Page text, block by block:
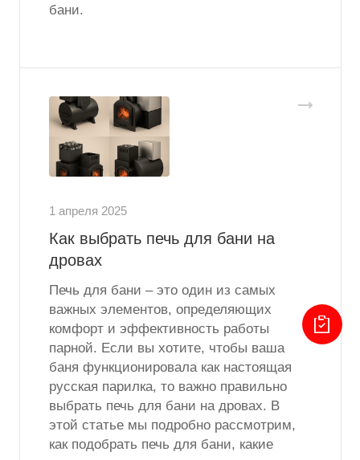
бани.
1 апреля 2025
Как выбрать печь для бани на
дровах
Печь для бани – это один из самых
важных элементов, определяющих
комфорт и эффективность работы
парной. Если вы хотите, чтобы ваша
баня функционировала как настоящая
русская парилка, то важно правильно
выбрать печь для бани на дровах. В
этой статье мы подробно рассмотрим,
как подобрать печь для бани, какие